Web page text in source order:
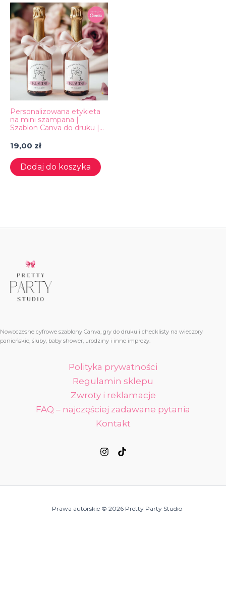
Personalizowana etykieta
na mini szampana |
Szablon Canva do druku |
19,00 zł
Dodaj do koszyka
Nowoczesne cyfrowe szablony Canva, gry do druku i checklisty na wieczory
panieńskie, śluby, baby shower, urodziny i inne imprezy.
Polityka prywatności
Regulamin sklepu
Zwroty i reklamacje
FAQ – najczęściej zadawane pytania
Kontakt
Prawa autorskie © 2026 Pretty Party Studio